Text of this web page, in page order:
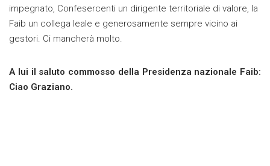
impegnato, Confesercenti un dirigente territoriale di valore, la
Faib un collega leale e generosamente sempre vicino ai
gestori. Ci mancherà molto.
A lui il saluto commosso della Presidenza nazionale Faib:
Ciao Graziano.